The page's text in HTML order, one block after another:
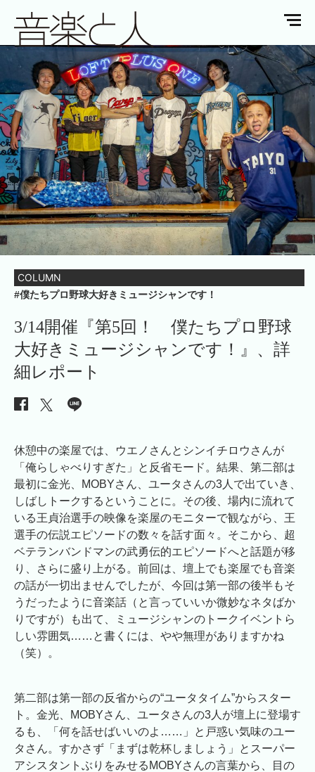
COLUMN
#僕たちプロ野球大好きミュージシャンです！
3/14開催『第5回！ 僕たちプロ野球
大好きミュージシャンです！』、詳
細レポート
休憩中の楽屋では、ウエノさんとシンイチロウさんが
「俺らしゃべりすぎた」と反省モード。結果、第二部は
最初に金光、MOBYさん、ユータさんの3人で出ていき、
しばしトークするということに。その後、場内に流れて
いる王貞治選手の映像を楽屋のモニターで観ながら、王
選手の伝説エピソードの数々を話す面々。そこから、超
ベテランバンドマンの武勇伝的エピソードへと話題が移
り、さらに盛り上がる。前回は、壇上でも楽屋でも音楽
の話が一切出ませんでしたが、今回は第一部の後半もそ
うだったように音楽話（と言っていいか微妙なネタばか
りですが）も出て、ミュージシャンのトークイベントら
しい雰囲気……と書くには、やや無理がありますかね
（笑）。
第二部は第一部の反省からの“ユータタイム”からスター
ト。金光、MOBYさん、ユータさんの3人が壇上に登場す
るも、「何を話せばいいのよ……」と戸惑い気味のユー
タさん。すかさず「まずは乾杯しましょう」とスーパー
アシスタントぶりをみせるMOBYさんの言葉から、目の